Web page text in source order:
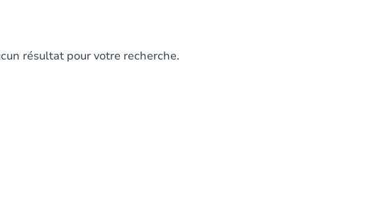
résultat pour votre recherche.